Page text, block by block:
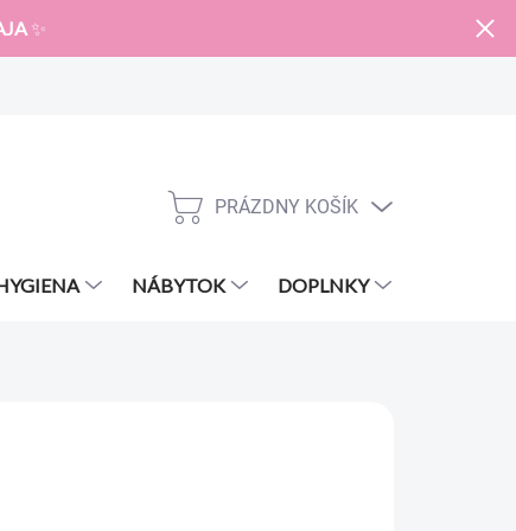
✨
NÁKUPNÝ
PRÁZDNY KOŠÍK
NÁBYTOK DOPLNKY